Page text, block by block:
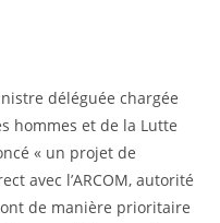
déléguée chargée
hommes et de la Lutte
« un projet de
avec l’ARCOM, autorité
de manière prioritaire